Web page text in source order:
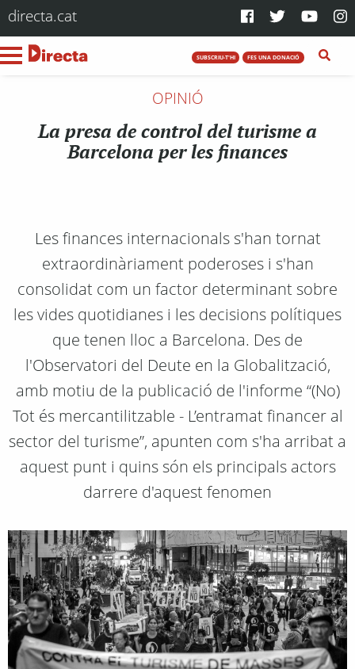
directa.cat
SUBSCRIU-T'HI FES UNA DONACIÓ
OPINIÓ
La presa de control del turisme a
Barcelona per les finances
Les finances internacionals s'han tornat
extraordinàriament poderoses i s'han
consolidat com un factor determinant sobre
les vides quotidianes i les decisions polítiques
que tenen lloc a Barcelona. Des de
l'Observatori del Deute en la Globalització,
amb motiu de la publicació de l'informe “(No)
Tot és mercantilitzable - L’entramat financer al
sector del turisme”, apunten com s'ha arribat a
aquest punt i quins són els principals actors
darrere d'aquest fenomen